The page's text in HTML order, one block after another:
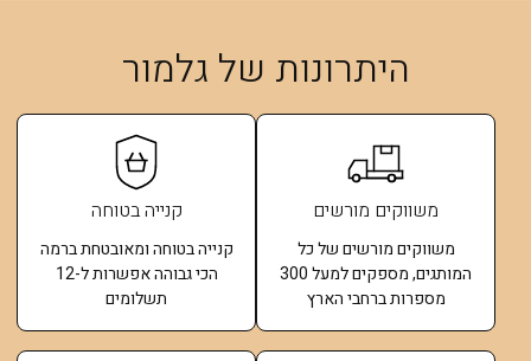
היתרונות של גלמור
משווקים מורשים
משווקים מורשים של כל
המותגים, מספקים למעל 300
מספרות ברחבי הארץ
קנייה בטוחה
קנייה בטוחה ומאובטחת ברמה
הכי גבוהה אפשרות ל-12
תשלומים​